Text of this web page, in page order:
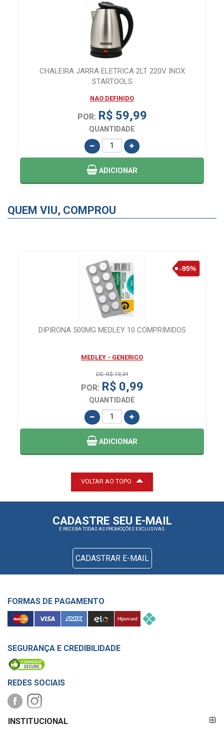
CHALEIRA JARRA ELETRICA 2LT 220V INOX
STARTOOLS
NAO DEFINIDO
POR: R$ 59,99
QUANTIDADE
ADICIONAR
QUEM VIU, COMPROU
DIPIRONA 500MG MEDLEY 10 COMPRIMIDOS
MEDLEY - GENERICO
DE: R$ 19,34
POR: R$ 0,99
QUANTIDADE
ADICIONAR
VOLTAR AO TOPO
CADASTRE SEU E-MAIL
E RECEBA TODAS AS PROMOÇÕES EXCLUSIVAS.
CADASTRAR E-MAIL
FORMAS DE PAGAMENTO
SEGURANÇA E CREDIBILIDADE
REDES SOCIAIS
PAGAMENTO
INSTITUCIONAL